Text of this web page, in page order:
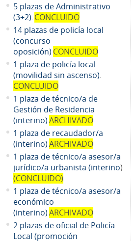
5 plazas de Administrativo
(3+2). CONCLUIDO
14 plazas de policía local
(concurso
oposición) CONCLUIDO
1 plaza de policía local
(movilidad sin ascenso).
CONCLUIDO
1 plaza de técnico/a de
Gestión de Residencia
(interino)ARCHIVADO
1 plaza de recaudador/a
(interino)ARCHIVADO
1 plaza de técnico/a asesor/a
jurídico/a urbanista (interino)
(CONCLUIDO)
1 plaza de técnico/a asesor/a
económico
(interino)ARCHIVADO
2 plazas de oficial de Policía
Local (promoción